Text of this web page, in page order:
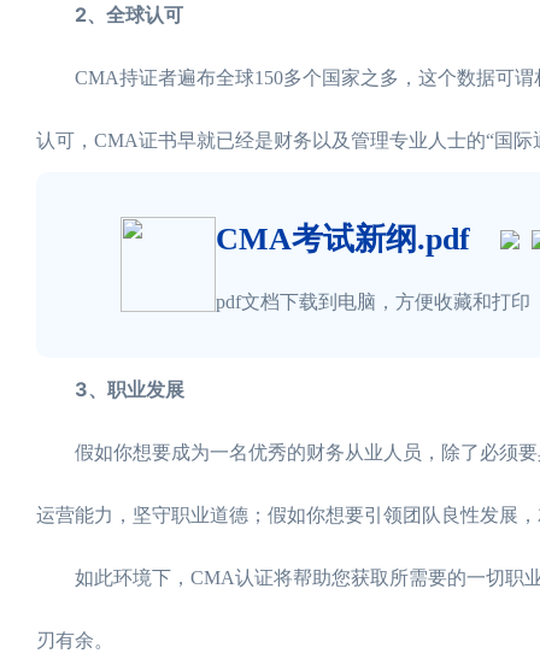
2、全球认可
CMA持证者遍布全球150多个国家之多，这个数据可谓
认可，CMA证书早就已经是财务以及管理专业人士的“国际
CMA考试新纲.pdf
pdf文档下载到电脑，方便收藏和打印
3、职业发展
假如你想要成为一名优秀的财务从业人员，除了必须要
运营能力，坚守职业道德；假如你想要引领团队良性发展
如此环境下，CMA认证将帮助您获取所需要的一切职
刃有余。